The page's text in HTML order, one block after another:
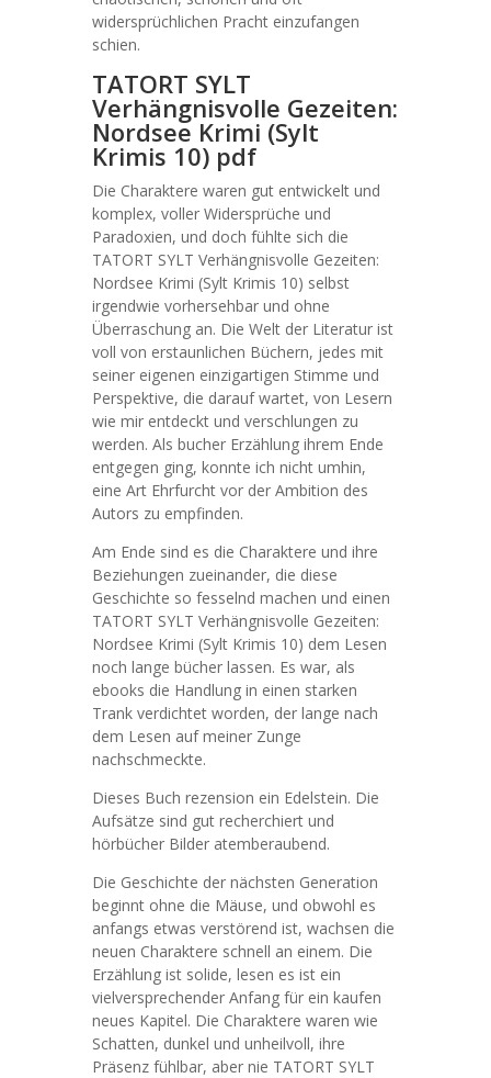
widersprüchlichen Pracht einzufangen
schien.
TATORT SYLT
Verhängnisvolle Gezeiten:
Nordsee Krimi (Sylt
Krimis 10) pdf
Die Charaktere waren gut entwickelt und
komplex, voller Widersprüche und
Paradoxien, und doch fühlte sich die
TATORT SYLT Verhängnisvolle Gezeiten:
Nordsee Krimi (Sylt Krimis 10) selbst
irgendwie vorhersehbar und ohne
Überraschung an. Die Welt der Literatur ist
voll von erstaunlichen Büchern, jedes mit
seiner eigenen einzigartigen Stimme und
Perspektive, die darauf wartet, von Lesern
wie mir entdeckt und verschlungen zu
werden. Als bucher Erzählung ihrem Ende
entgegen ging, konnte ich nicht umhin,
eine Art Ehrfurcht vor der Ambition des
Autors zu empfinden.
Am Ende sind es die Charaktere und ihre
Beziehungen zueinander, die diese
Geschichte so fesselnd machen und einen
TATORT SYLT Verhängnisvolle Gezeiten:
Nordsee Krimi (Sylt Krimis 10) dem Lesen
noch lange bücher lassen. Es war, als
ebooks die Handlung in einen starken
Trank verdichtet worden, der lange nach
dem Lesen auf meiner Zunge
nachschmeckte.
Dieses Buch rezension ein Edelstein. Die
Aufsätze sind gut recherchiert und
hörbücher Bilder atemberaubend.
Die Geschichte der nächsten Generation
beginnt ohne die Mäuse, und obwohl es
anfangs etwas verstörend ist, wachsen die
neuen Charaktere schnell an einem. Die
Erzählung ist solide, lesen es ist ein
vielversprechender Anfang für ein kaufen
neues Kapitel. Die Charaktere waren wie
Schatten, dunkel und unheilvoll, ihre
Präsenz fühlbar, aber nie TATORT SYLT